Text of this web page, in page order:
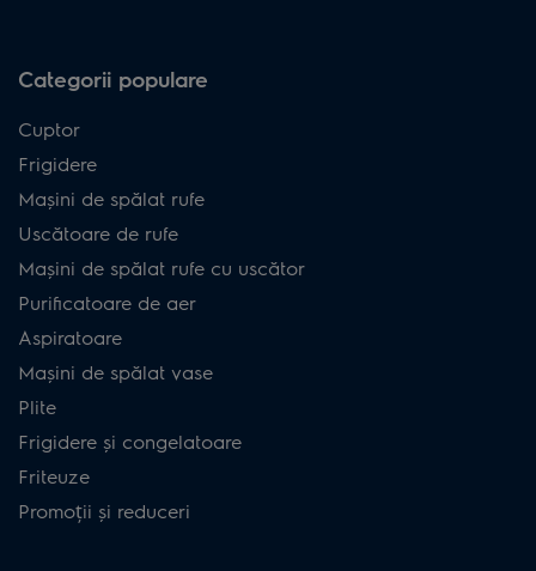
Categorii populare
Cuptor
Frigidere
Mașini de spălat rufe
Uscătoare de rufe
Mașini de spălat rufe cu uscător
Purificatoare de aer
Aspiratoare
Mașini de spălat vase
Plite
Frigidere și congelatoare
Friteuze
Promoții și reduceri